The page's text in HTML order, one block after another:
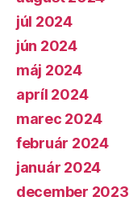
júl 2024
jún 2024
máj 2024
apríl 2024
marec 2024
február 2024
január 2024
december 2023